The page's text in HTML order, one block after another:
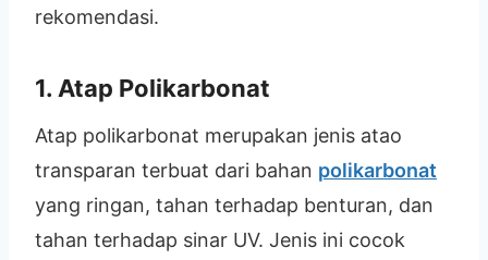
rekomendasi.
1. Atap Polikarbonat
Atap polikarbonat merupakan jenis atao
transparan terbuat dari bahan polikarbonat
yang ringan, tahan terhadap benturan, dan
tahan terhadap sinar UV. Jenis ini cocok